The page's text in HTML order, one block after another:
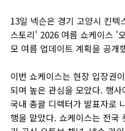
13일 넥슨은 경기 고양시 킨
스토리' 2026 여름 쇼케이스 '
모 여름 업데이트 계획을 공개
이번 쇼케이스는 현장 입장권
되며 높은 관심을 모았다. 행
국내 총괄 디렉터가 발표자로
행을 맡았다. 쇼케이스는 전국